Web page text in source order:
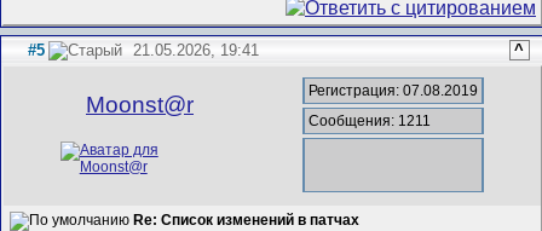
#5 21.05.2026, 19:41 ^
Mооnst@r
Регистрация: 07.08.2019
Сообщения: 1211
Re: Список изменений в патчах